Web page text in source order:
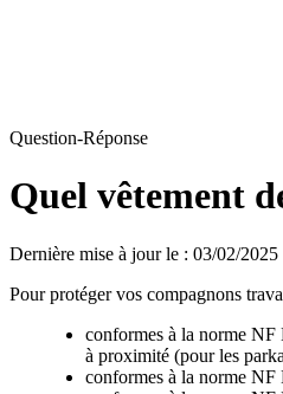
Question-Réponse
Quel vêtement
Dernière mise à jour le : 03/02/2025
Pour protéger vos compagnons
conformes à la norme NF
à proximité (pour les
conformes à la norme NF